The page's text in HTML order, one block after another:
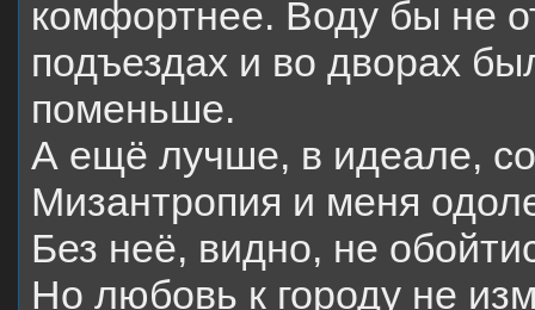
комфортнее. Воду бы не
подъездах и во дворах
поменьше.
А ещё лучше, в идеале,
Мизантропия и меня
Без неё, видно, не
Но любовь к городу не